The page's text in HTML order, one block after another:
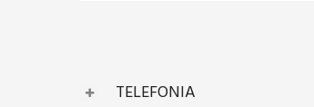
TELEFONIA